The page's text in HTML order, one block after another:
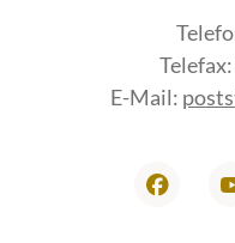
E-Mail: